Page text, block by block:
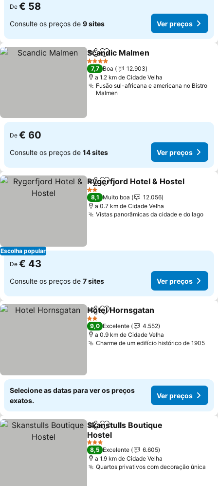
De € 58
Consulte os preços de 9 sites Ver preços
PartilharAdicionar aos favoritos
Scandic Malmen
4 Estrelas
7,7 Boa
12.903
a 1.2 km de Cidade Velha
Fusão sul-africana e americana no Bistro
Malmen
De € 60
Consulte os preços de 14 sites Ver preços
Escolha popular
PartilharAdicionar aos favoritos
Rygerfjord Hotel & Hostel
2 Estrelas
8,1 Muito boa
12.056
a 0.7 km de Cidade Velha
Vistas panorâmicas da cidade e do lago
De € 43
Consulte os preços de 7 sites Ver preços
PartilharAdicionar aos favoritos
Hotel Hornsgatan
2 Estrelas
9,0 Excelente
4.552
a 0.9 km de Cidade Velha
Charme de um edifício histórico de 1905
Selecione as datas para ver os preços
exatos.
Ver preços
PartilharAdicionar aos favoritos
Skanstulls Boutique
Hostel
3 Estrelas
8,5 Excelente
6.605
a 1.9 km de Cidade Velha
Quartos privativos com decoração única